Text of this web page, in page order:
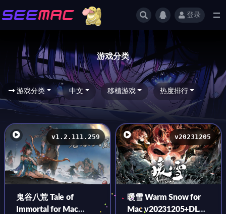
登录
游戏分类
游戏分类 中文 移植游戏 热度排行
v1.2.111.259
鬼谷八荒 Tale of
Immortal for Mac
v20231205
暖雪 Warm Snow for
Mac v20231205+DLC2